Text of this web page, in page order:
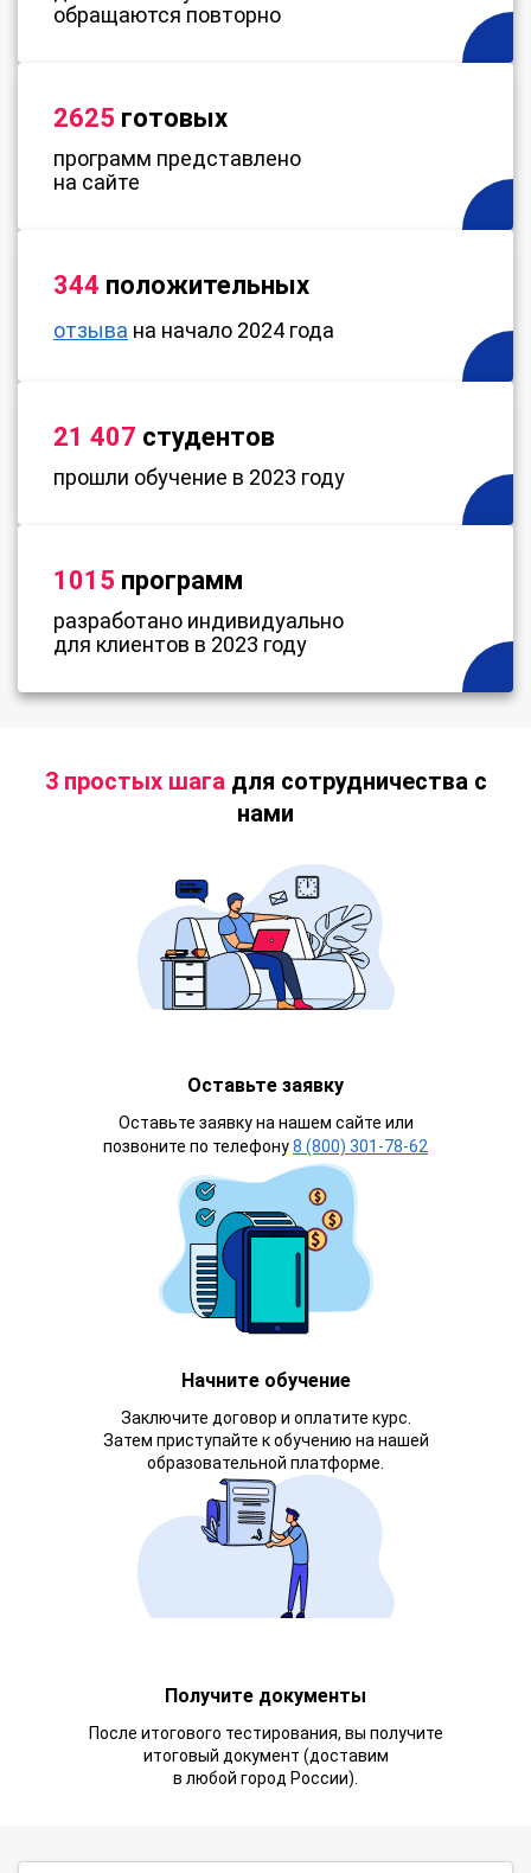
обращаются повторно
2625 готовых
программ представлено
на сайте
344 положительных
отзыва на начало 2024 года
21 407 студентов
прошли обучение в 2023 году
1015 программ
разработано индивидуально
для клиентов в 2023 году
3 простых шагадля сотрудничества с
нами
Оставьте заявку
Оставьте заявку на нашем сайте или
позвоните по телефону8 (800) 301-78-62
Начните обучение
Заключите договор и оплатите курс.
Затем приступайте к обучению на нашей
образовательной платформе.
Получите документы
После итогового тестирования, вы получите
итоговый документ (доставим
в любой город России).